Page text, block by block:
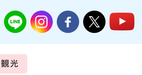
結城市公式LINE結城市公式Instagram
結城市公式Facebook
結城市公式